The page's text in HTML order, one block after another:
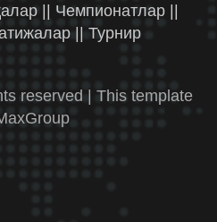
|| Чемпионатлар ||
|| Турнир
reserved | This template